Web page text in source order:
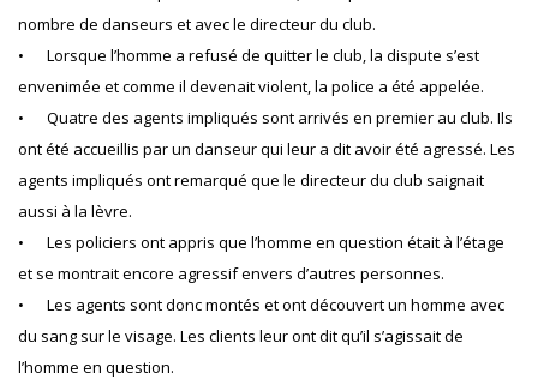
nombre de danseurs et avec le directeur du club.
•
Lorsque l’homme a refusé de quitter le club, la dispute s’est
envenimée et comme il devenait violent, la police a été appelée.
•
Quatre des agents impliqués sont arrivés en premier au club. Ils
ont été accueillis par un danseur qui leur a dit avoir été agressé. Les
agents impliqués ont remarqué que le directeur du club saignait
aussi à la lèvre.
•
Les policiers ont appris que l’homme en question était à l’étage
et se montrait encore agressif envers d’autres personnes.
•
Les agents sont donc montés et ont découvert un homme avec
du sang sur le visage. Les clients leur ont dit qu’il s’agissait de
l’homme en question.